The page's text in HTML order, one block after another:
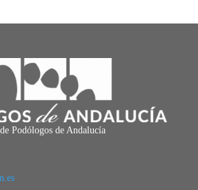
Podólogos de Andalucía